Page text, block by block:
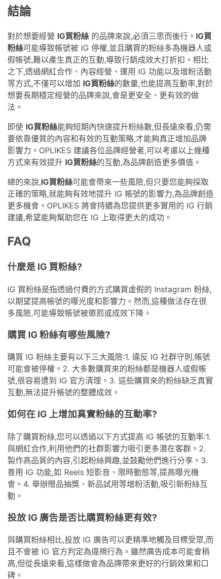
結論
對於想要經營 IG買粉絲 的品牌來說,必須三思而後行。 IG買
粉絲可能導致帳號被 IG 停權,並且購買的粉絲多為機器人或
假帳號,難以產生真正的互動,導致行銷成效大打折扣。相比
之下,透過網紅合作、內容經營、運用 IG 功能以及增粉活動
等方式,不僅可以增加 IG買粉絲的數量,也能提高互動率,對於
想要長期穩定經營的品牌來說,會是更安全、更有效的做
法。
即使 IG買粉絲能夠短期內快速提升粉絲數,但長遠來看,仍需
要依靠優質的內容和有效的互動策略,才能夠真正增加品牌
影響力。OPLIKES 建議各位品牌經營者,可以考慮以上幾種
方式來有效提升 IG買粉絲的互動,為品牌創造更多價值。
總的來說,IG買粉絲可能會帶來一些風險,但只要您能夠採取
正確的策略,就能夠有效地提升 IG 帳號的影響力,為品牌創造
更多機會。OPLIKES 將會持續為您提供更多實用的 IG 行銷
建議,希望能夠幫助您在 IG 上取得更大的成功。
FAQ
什麼是 IG 買粉絲?
IG 買粉絲是指透過付費的方式購買虛假的 Instagram 粉絲,
以期望提高帳號的曝光度和影響力。然而,這種做法存在很
多風險,可能導致帳號被懲罰或成效下降。
購買 IG 粉絲有哪些風險?
購買 IG 粉絲主要有以下三大風險:1. 違反 IG 社群守則,帳號
可能會被停權。2. 大多數購買來的粉絲都是機器人或假帳
號,很容易遭到 IG 官方清理。3. 這些購買來的粉絲缺乏真實
互動,無法提升帳號的整體成效。
如何在 IG 上增加真實粉絲的互動率?
除了購買粉絲,您可以透過以下方式提高 IG 帳號的互動率:1.
與網紅合作,利用他們的社群影響力吸引更多潛在客群。2.
製作高品質的內容,引起粉絲興趣,並鼓勵他們進行分享。3.
善用 IG 功能,如 Reels 短影音、限時動態等,提高曝光機
會。4. 舉辦贈品抽獎、新品試用等增粉活動,吸引新粉絲互
動。
投放 IG 廣告是否比購買粉絲更有效?
與購買粉絲相比,投放 IG 廣告可以更精準地觸及目標受眾,而
且不會被 IG 官方判定為違規行為。雖然廣告成本可能會稍
高,但從長遠來看,這樣做會為品牌帶來更好的行銷效果和口
碑。